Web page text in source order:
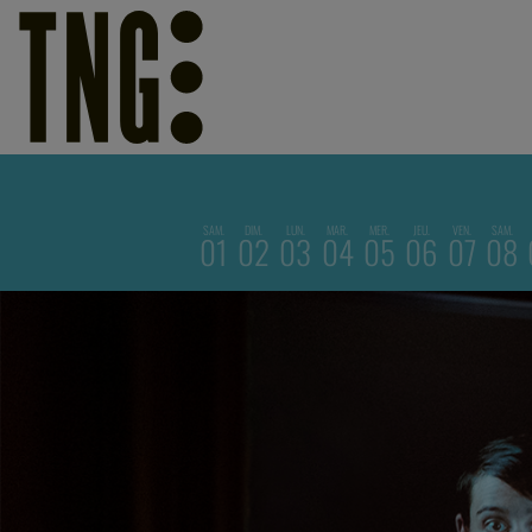
SAM.
01 DIM.
02 LUN.
03 MAR.
04 MER.
05 JEU.
06 VEN.
07 SAM.
08